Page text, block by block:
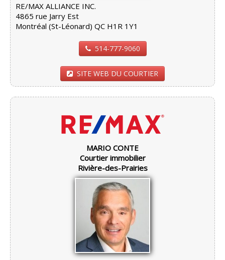
RE/MAX ALLIANCE INC.
4865 rue Jarry Est
Montréal (St-Léonard) QC H1R 1Y1
514-777-9060
SITE WEB DU COURTIER
MARIO CONTE
Courtier immobilier
Rivière-des-Prairies